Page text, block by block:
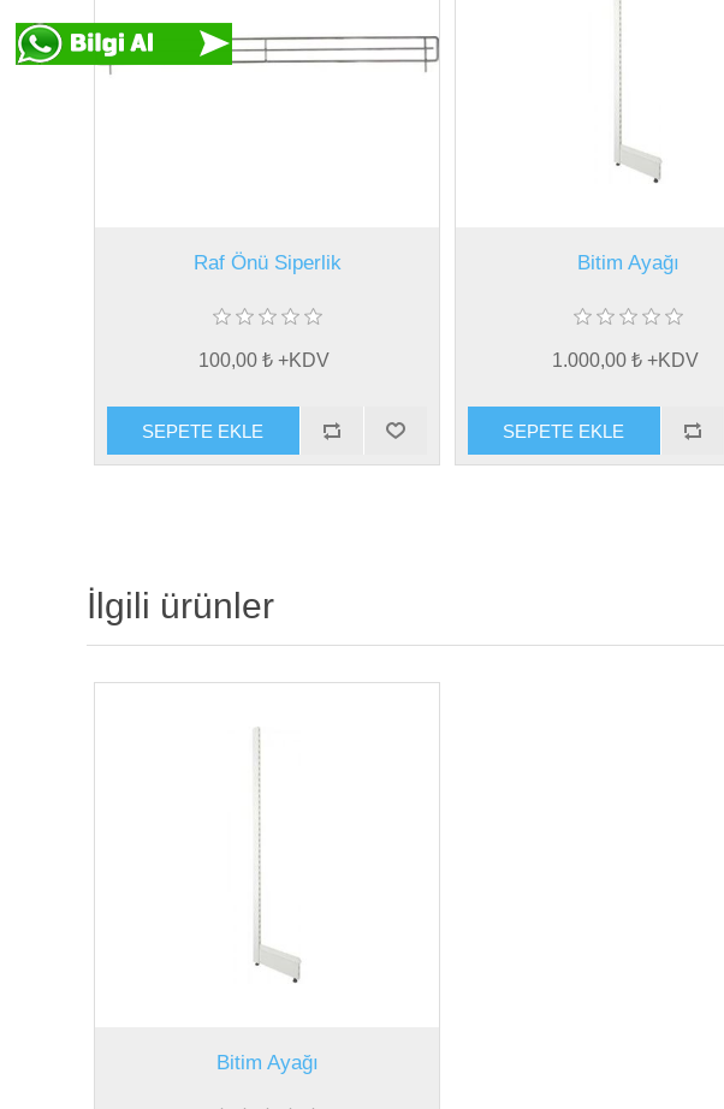
Raf Önü Siperlik
100,00 ₺ +KDV
Bitim Ayağı
1.000,00 ₺ +KDV
İlgili ürünler
Bitim Ayağı